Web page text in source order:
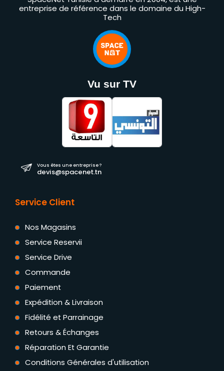
entreprise de référence dans le domaine du High-
Tech
Vu sur TV
Vous êtes une entreprise ?
devis@spacenet.tn
Service Client
Nos Magasins
Service Reservii
Service Drive
Commande
Paiement
Expédition & Livraison
Fidélité et Parrainage
Retours & Échanges
Réparation Et Garantie
Conditions Générales d'utilisation